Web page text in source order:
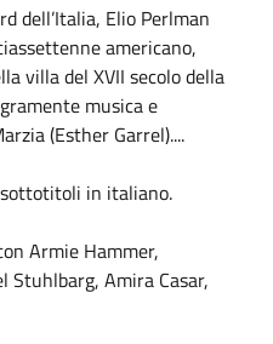
dell’Italia, Elio Perlman
americano,
villa del XVII secolo della
musica e
(Esther Garrel)....
in italiano.
Armie Hammer,
Stuhlbarg, Amira Casar,